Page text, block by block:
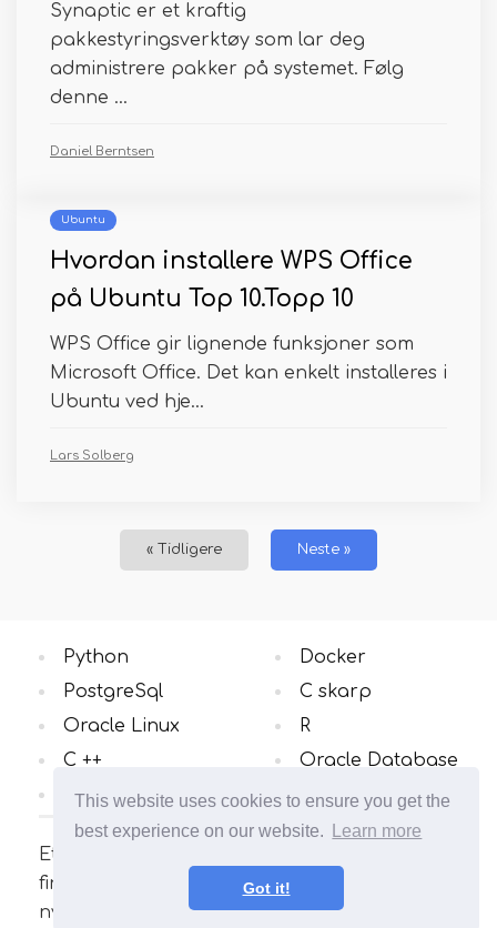
This website uses cookies to ensure you get the
best experience on our website.
Learn more
Got it!
Synaptic er et kraftig
pakkestyringsverktøy som lar deg
administrere pakker på systemet. Følg
denne ...
Daniel Berntsen
Ubuntu
Hvordan installere WPS Office
på Ubuntu Top 10.Topp 10
WPS Office gir lignende funksjoner som
Microsoft Office. Det kan enkelt installeres i
Ubuntu ved hje...
Lars Solberg
« Tidligere Neste »
Et nettsted om Linux-operativsystemet. Her
finner du mange interessante artikler og
nyttige guider
Python
PostgreSql
Oracle Linux
C ++
Windows OS
Docker
C skarp
R
Oracle Database
Alle Kategorier